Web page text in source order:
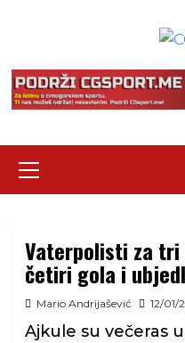
Menu
Vaterpolisti za
četiri gola i
Mario Andrijašević 12/01/
Ajkule su večeras